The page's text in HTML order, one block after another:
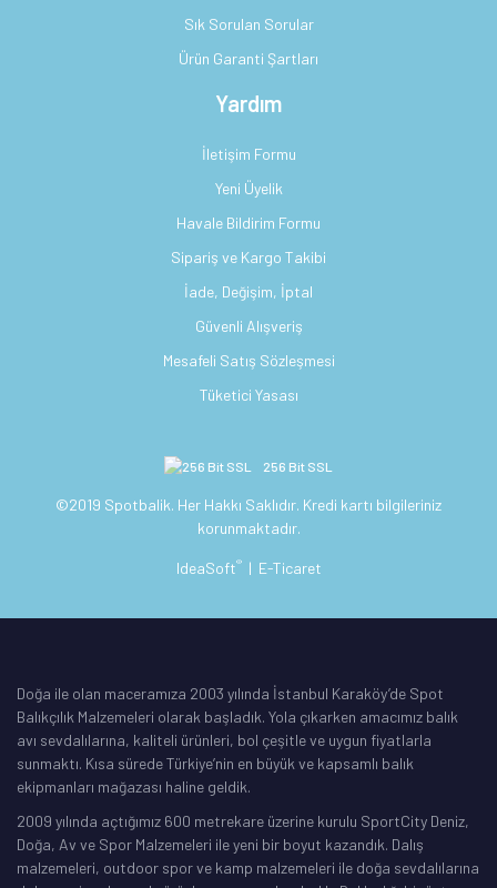
Sık Sorulan Sorular
Ürün Garanti Şartları
Yardım
İletişim Formu
Yeni Üyelik
Havale Bildirim Formu
Sipariş ve Kargo Takibi
İade, Değişim, İptal
Güvenli Alışveriş
Mesafeli Satış Sözleşmesi
Tüketici Yasası
256 Bit SSL
©2019 Spotbalik. Her Hakkı Saklıdır. Kredi kartı bilgileriniz
korunmaktadır.
IdeaSoft® | E-Ticaret
Doğa ile olan maceramıza 2003 yılında İstanbul Karaköy’de Spot
Balıkçılık Malzemeleri olarak başladık. Yola çıkarken amacımız balık
avı sevdalılarına, kaliteli ürünleri, bol çeşitle ve uygun fiyatlarla
sunmaktı. Kısa sürede Türkiye’nin en büyük ve kapsamlı balık
ekipmanları mağazası haline geldik.
2009 yılında açtığımız 600 metrekare üzerine kurulu SportCity Deniz,
Doğa, Av ve Spor Malzemeleri ile yeni bir boyut kazandık. Dalış
malzemeleri, outdoor spor ve kamp malzemeleri ile doğa sevdalılarına